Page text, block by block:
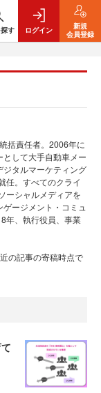
す ログイン
新規
会員登録
括責任者。2006年に
して大手自動車メー
タルマーケティング
任。すべてのクライ
ーシャルメディアを
ージメント・コミュ
年、執行役員、事業
の記事の寄稿時点で